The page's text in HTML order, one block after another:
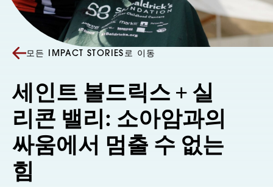
모든 IMPACT STORIES로 이동
세인트 볼드릭스 + 실
리콘 밸리: 소아암과의
싸움에서 멈출 수 없는
힘